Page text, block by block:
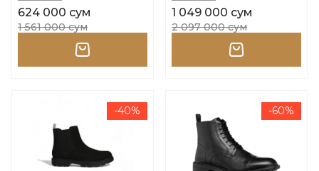
624 000 сум
1 561 000 сум
1 049 000 сум
2 097 000 сум
-40% -60%